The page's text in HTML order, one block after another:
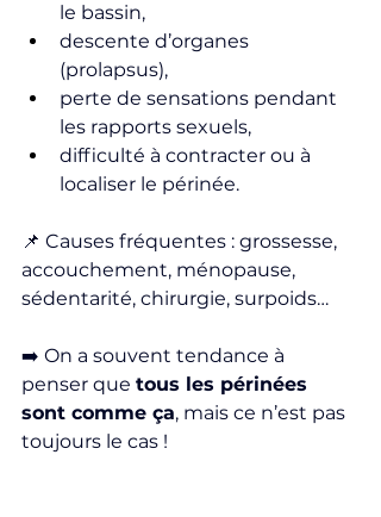
le bassin,
descente d’organes
(prolapsus),
perte de sensations pendant
les rapports sexuels,
difficulté à contracter ou à
localiser le périnée.
📌 Causes fréquentes : grossesse,
accouchement, ménopause,
sédentarité, chirurgie, surpoids…
➡️ On a souvent tendance à
penser que tous les périnées
sont comme ça, mais ce n’est pas
toujours le cas !